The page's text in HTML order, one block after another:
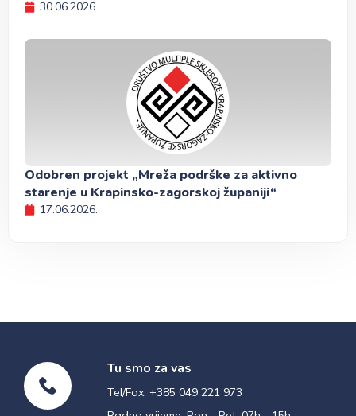
30.06.2026.
Odobren projekt „Mreža podrške za aktivno
starenje u Krapinsko-zagorskoj županiji“
17.06.2026.
Tu smo za vas
Tel/Fax: +385 049 221 973